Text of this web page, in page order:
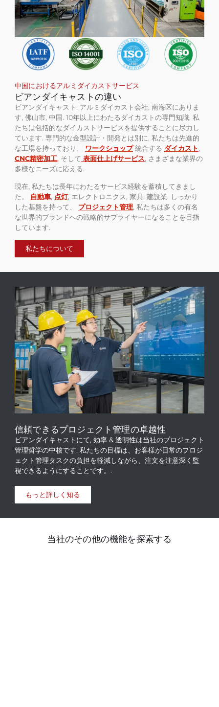
中国におけるアルミダイカストサービス
ビアンダイキャストの違い
ビアンダイキャスト, アルミダイカスト会社, 南海区にありま
す, 佛山市, 中国. 10年以上にわたるダイカストの専門知識, 私
たちは包括的なダイカストサービスを提供することに尽力し
ています. 専門的な金型設計・開発とは別に, 私たちは先進的
な工場を持っており、 ワークショップ 統合する ダイカスト,
CNC精密加工, そして 表面仕上げサービス, さまざまな業界の
多様なニーズに応える.
現在, 私たちは長年にわたるサービス経験を蓄積してきまし
た。
自動車, 点灯, エレクトロニクス, 家具, 建設業. しっかり
した基盤を持って、 プロジェクト管理, 私たちは多くの有名
な世界的ブランドへの戦略的サプライヤーになることを目指
しています.
私たちについて
信頼できるプロジェクト管理の卓越性
ビアンダイキャストにて, 効率 & 透明性は当社のプロジェクト
管理哲学の中核です. 私たちの目標は、お客様が日常のプロジ
ェクト管理タスクの負担を軽減しながら、注文を注意深く監
視できるようにすることです。.
もっと詳しく知る
当社のその他の機能を探索する